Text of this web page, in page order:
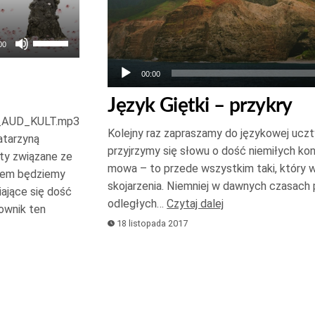
Używaj
strzałek
oraz
do
dołu
aby
zwiększyć
lub
związane ze
będziemy
się dość
ten
00:00
Język Giętki – przykry
Kolejny raz zapraszamy do językowej
przyjrzymy się słowu o dość niemiłych
mowa – to przede wszystkim taki, który
skojarzenia. Niemniej w dawnych
odległych…Czytaj dalej
18 listopada 2017